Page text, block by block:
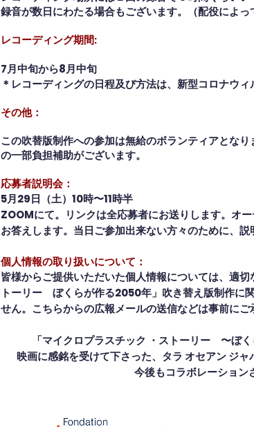
録音が数日にわたる場合もございます。（配役によっ
レコーディング期間:
7月中旬から8月中旬
＊レコーディングの日程及び方法は、新型コロナウィ
その他：
この吹替版制作への参加は無給のボランティアとな
の一部負担補助がございます。
応募者説明会：
5月29日（土）10時〜11時半
ZOOMにて。リンクは全応募者にお送りします。オ
お答えします。当日ご参加出来ない方々のために、説
個人情報の取り扱いについて：
皆様からご提供いただいた個人情報については、適
トーリー ぼくらが作る2050年」吹き替え版制作に
せん。こちらからの広報メールの送信などは事前にご
「マイクロプラスチック ・ストーリー 〜ぼ
映画に感銘を受けて下さった、タラ オセアン ジ
今後もコラボレーション